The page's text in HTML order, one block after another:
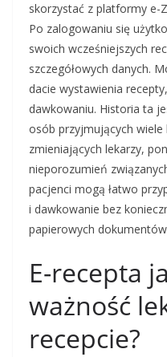
skorzystać z platformy e-
Po zalogowaniu się
swoich wcześniejszych
szczegółowych danych.
dacie wystawienia
dawkowaniu. Historia ta
osób przyjmujących
zmieniających lekarzy,
nieporozumień
pacjenci mogą łatwo
i dawkowanie bez
papierowych
E-recepta
ważność
recepcie?